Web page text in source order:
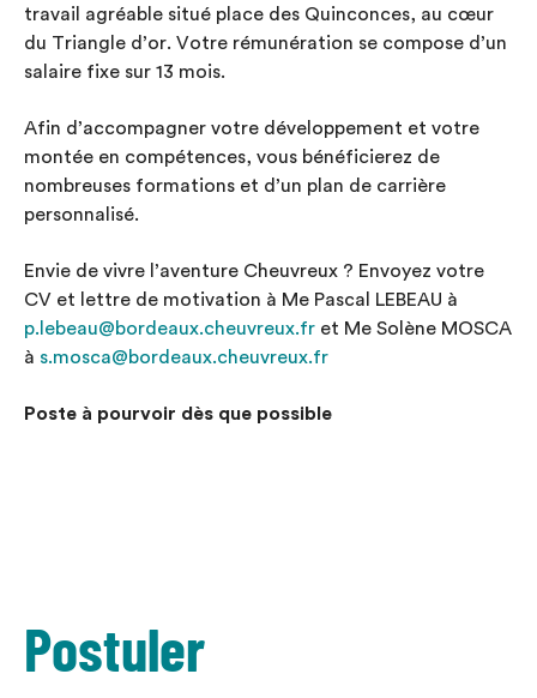
travail agréable situé place des Quinconces, au cœur
du Triangle d’or. Votre rémunération se compose d’un
salaire fixe sur 13 mois.
Afin d’accompagner votre développement et votre
montée en compétences, vous bénéficierez de
nombreuses formations et d’un plan de carrière
personnalisé.
Envie de vivre l’aventure Cheuvreux ? Envoyez votre
CV et lettre de motivation à Me Pascal LEBEAU à
p.lebeau@bordeaux.cheuvreux.fr et Me Solène MOSCA
à s.mosca@bordeaux.cheuvreux.fr
Poste à pourvoir dès que possible
Postuler